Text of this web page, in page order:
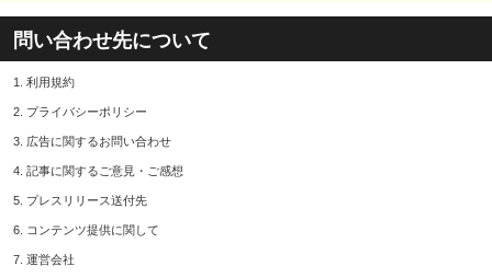
問い合わせ先について
1. 利用規約
2. プライバシーポリシー
3. 広告に関するお問い合わせ
4. 記事に関するご意見・ご感想
5. プレスリリース送付先
6. コンテンツ提供に関して
7. 運営会社